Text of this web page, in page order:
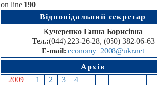
on line 190
Відповідальний секретар
Кучеренко Ганна Борисівна
Тел.:(044) 223-26-28, (050) 382-06-63
E-mail:economy_2008@ukr.net
Архів
2009
1 2 3 4